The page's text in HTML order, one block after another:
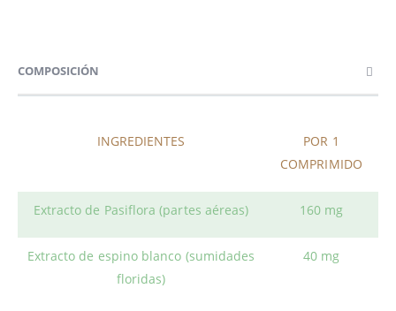
COMPOSICIÓN
INGREDIENTES
POR 1
COMPRIMIDO
Extracto de Pasiflora (partes aéreas) 160 mg
Extracto de espino blanco (sumidades
floridas)
40 mg